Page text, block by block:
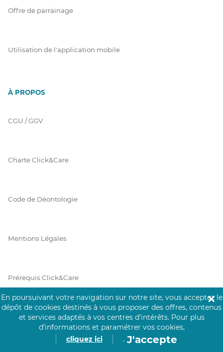
Offre de parrainage
Utilisation de l'application mobile
À PROPOS
CGU / GGV
Charte Click&Care
Code de Déontologie
Mentions Légales
Prérequis Click&Care
Protection des Données
En poursuivant votre navigation sur notre site, vous acceptez le
dépôt de cookies destinés à vous proposer des offres, contenus
et services adaptés à vos centres d’intérêts. Pour plus
d’informations et paramétrer vos cookies,
cliquez ici
. J'accepte
✕